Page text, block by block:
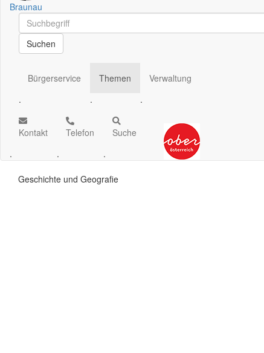
Braunau
Schnellsuche
Schnellsuche
Suchen
Bürgerservice
.
Themen
.
Verwaltung
.
Kontakt
.
Telefon
.
Suche
.
Geschichte und Geografie